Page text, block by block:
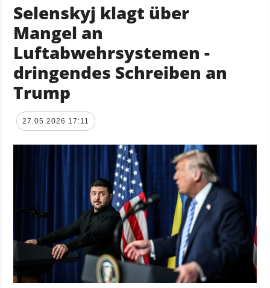
Selenskyj klagt über
Mangel an
Luftabwehrsystemen -
dringendes Schreiben an
Trump
27.05.2026 17:11